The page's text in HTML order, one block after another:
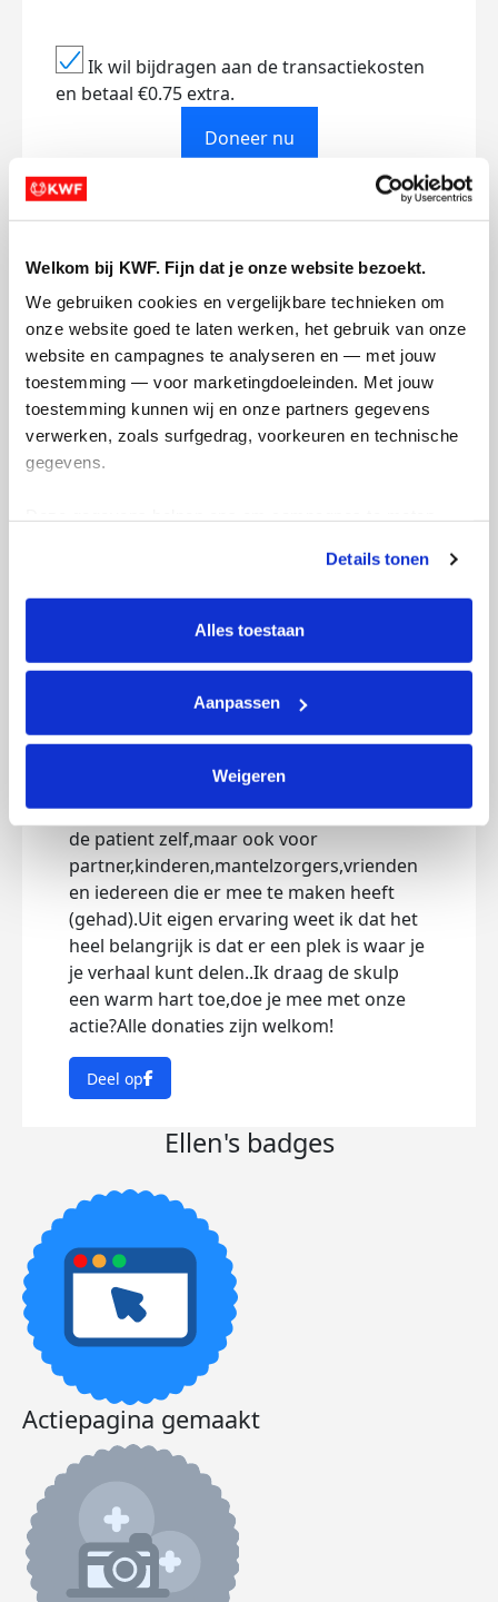
Welkom bij KWF. Fijn dat je onze website bezoekt.
We gebruiken cookies en vergelijkbare technieken om
onze website goed te laten werken, het gebruik van onze
website en campagnes te analyseren en — met jouw
toestemming — voor marketingdoeleinden. Met jouw
toestemming kunnen wij en onze partners gegevens
verwerken, zoals surfgedrag, voorkeuren en technische
gegevens.
tonen. Je kunt je toestemming op elk moment wijzigen of
intrekken via Cookie instellingen onderaan de pagina. De
lijst met cookies is te vinden in het tabblad “details”.
Details tonen
Alles toestaan
Aanpassen
Weigeren
Ik wil bijdragen aan de transactiekosten
en betaal €0.75 extra.
Doneer nu
Opgehaald
€313
Streefbedrag
€1.000
Doneer
Mijn updates
Help mee! 💪
zondag 15 november 2020
Sinds september 2020 ben ik als
gastvrouw betrokken bij de skulp in
Sneek. Met een enthousiast team zijn we
voor mensen en hun naasten die
getroffen zijn door kanker.Niet alleen voor
de patient zelf,maar ook voor
partner,kinderen,mantelzorgers,vrienden
en iedereen die er mee te maken heeft
(gehad).Uit eigen ervaring weet ik dat het
heel belangrijk is dat er een plek is waar je
je verhaal kunt delen..Ik draag de skulp
een warm hart toe,doe je mee met onze
actie?Alle donaties zijn welkom!
Deel op
Ellen's badges
Actiepagina gemaakt